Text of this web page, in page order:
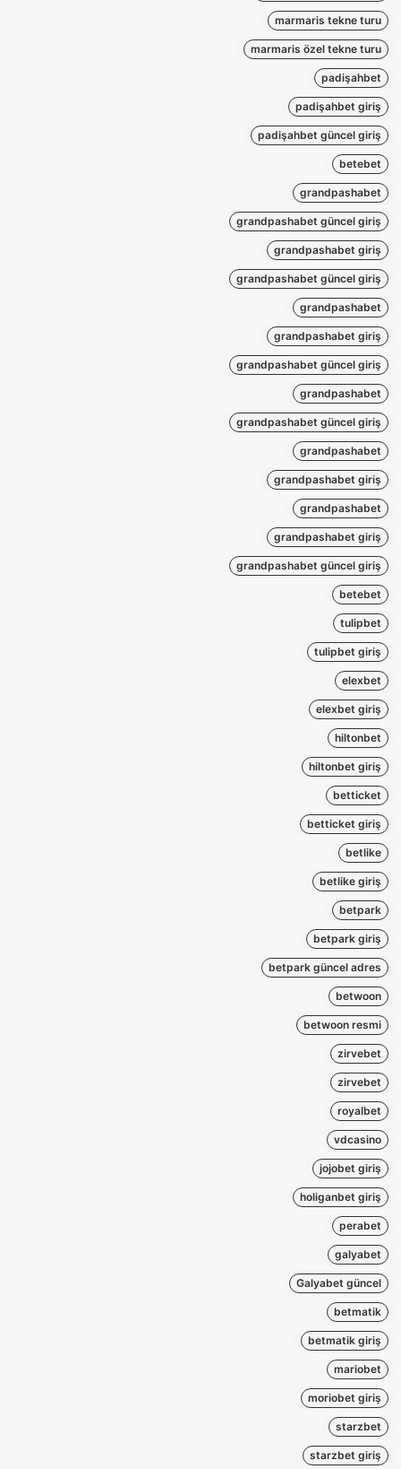
marmaris tekne turu
marmaris özel tekne turu
padişahbet
padişahbet giriş
padişahbet güncel giriş
betebet
grandpashabet
grandpashabet güncel giriş
grandpashabet giriş
grandpashabet güncel giriş
grandpashabet
grandpashabet giriş
grandpashabet güncel giriş
grandpashabet
grandpashabet güncel giriş
grandpashabet
grandpashabet giriş
grandpashabet
grandpashabet giriş
grandpashabet güncel giriş
betebet
tulipbet
tulipbet giriş
elexbet
elexbet giriş
hiltonbet
hiltonbet giriş
betticket
betticket giriş
betlike
betlike giriş
betpark
betpark giriş
betpark güncel adres
betwoon
betwoon resmi
zirvebet
zirvebet
royalbet
vdcasino
jojobet giriş
holiganbet giriş
perabet
galyabet
Galyabet güncel
betmatik
betmatik giriş
mariobet
moriobet giriş
starzbet
starzbet giriş